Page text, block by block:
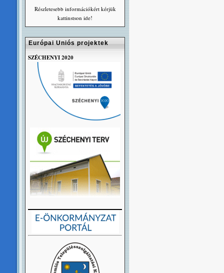
Részletesebb információkért kérjük
kattinstson ide!
Európai Uniós projektek
SZÉCHENYI 2020